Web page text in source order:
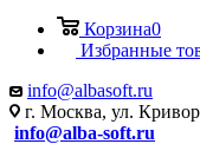
Корзина0
Избранные
info@albasoft.ru
г. Москва, ул.
info@alba-soft.ru